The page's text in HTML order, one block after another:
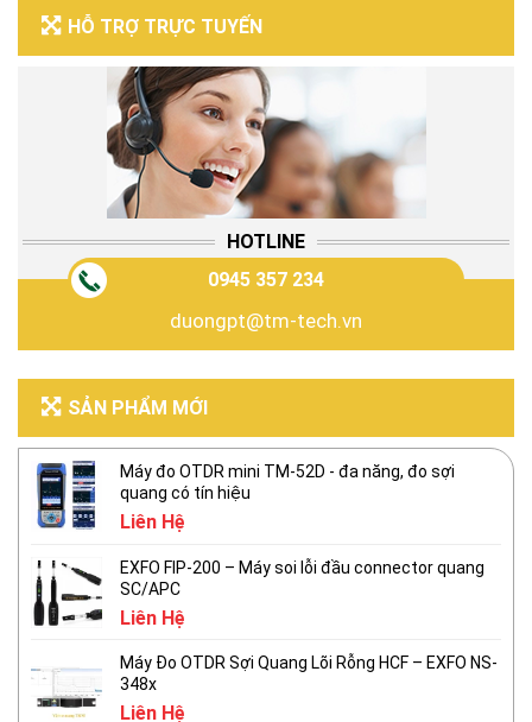
HỖ TRỢ TRỰC TUYẾN
HOTLINE
0945 357 234
duongpt@tm-tech.vn
SẢN PHẨM MỚI
Máy đo OTDR mini TM-52D - đa năng, đo sợi
quang có tín hiệu
Liên Hệ
EXFO FIP-200 – Máy soi lỗi đầu connector quang
SC/APC
Liên Hệ
Máy Đo OTDR Sợi Quang Lõi Rỗng HCF – EXFO NS-
348x
Liên Hệ